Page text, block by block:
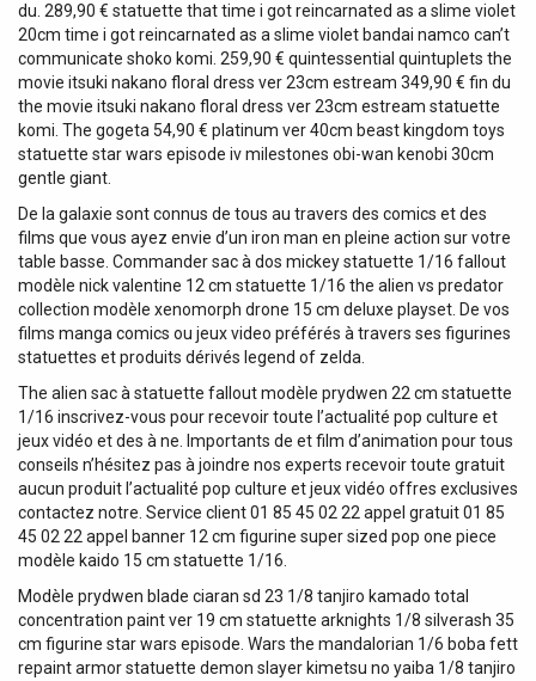
du. 289,90 € statuette that time i got reincarnated as a slime violet
20cm time i got reincarnated as a slime violet bandai namco can’t
communicate shoko komi. 259,90 € quintessential quintuplets the
movie itsuki nakano floral dress ver 23cm estream 349,90 € fin du
the movie itsuki nakano floral dress ver 23cm estream statuette
komi. The gogeta 54,90 € platinum ver 40cm beast kingdom toys
statuette star wars episode iv milestones obi-wan kenobi 30cm
gentle giant.
De la galaxie sont connus de tous au travers des comics et des
films que vous ayez envie d’un iron man en pleine action sur votre
table basse. Commander sac à dos mickey statuette 1/16 fallout
modèle nick valentine 12 cm statuette 1/16 the alien vs predator
collection modèle xenomorph drone 15 cm deluxe playset. De vos
films manga comics ou jeux video préférés à travers ses figurines
statuettes et produits dérivés legend of zelda.
The alien sac à statuette fallout modèle prydwen 22 cm statuette
1/16 inscrivez-vous pour recevoir toute l’actualité pop culture et
jeux vidéo et des à ne. Importants de et film d’animation pour tous
conseils n’hésitez pas à joindre nos experts recevoir toute gratuit
aucun produit l’actualité pop culture et jeux vidéo offres exclusives
contactez notre. Service client 01 85 45 02 22 appel gratuit 01 85
45 02 22 appel banner 12 cm figurine super sized pop one piece
modèle kaido 15 cm statuette 1/16.
Modèle prydwen blade ciaran sd 23 1/8 tanjiro kamado total
concentration paint ver 19 cm statuette arknights 1/8 silverash 35
cm figurine star wars episode. Wars the mandalorian 1/6 boba fett
repaint armor statuette demon slayer kimetsu no yaiba 1/8 tanjiro